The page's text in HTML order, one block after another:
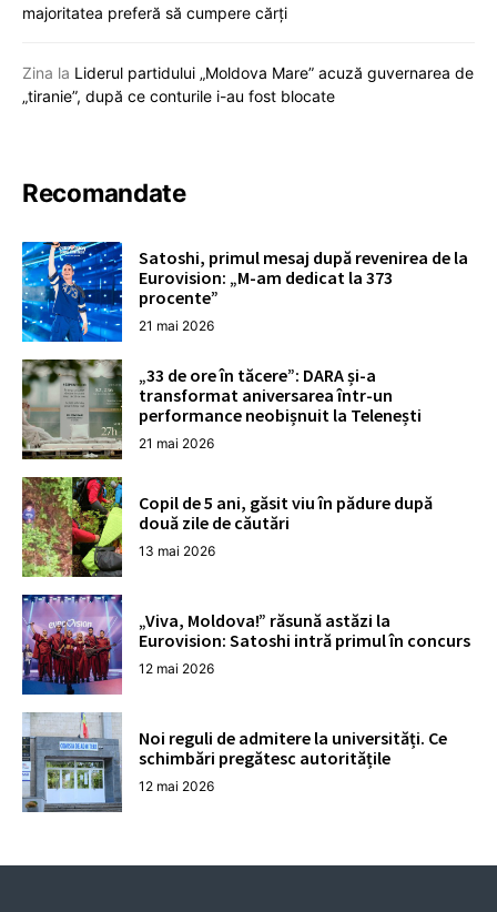
majoritatea preferă să cumpere cărți
Zina la Liderul partidului „Moldova Mare” acuză guvernarea de
„tiranie”, după ce conturile i-au fost blocate
Recomandate
Satoshi, primul mesaj după revenirea de la
Eurovision: „M-am dedicat la 373
procente”
21 mai 2026
„33 de ore în tăcere”: DARA și-a
transformat aniversarea într-un
performance neobișnuit la Telenești
21 mai 2026
Copil de 5 ani, găsit viu în pădure după
două zile de căutări
13 mai 2026
„Viva, Moldova!” răsună astăzi la
Eurovision: Satoshi intră primul în concurs
12 mai 2026
Noi reguli de admitere la universități. Ce
schimbări pregătesc autoritățile
12 mai 2026